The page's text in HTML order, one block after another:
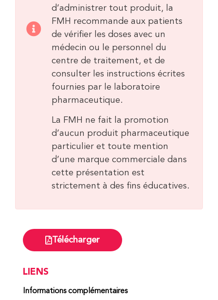
Télécharger
LIENS
Informations complémentaires
d’administrer tout produit, la
FMH recommande aux patients
de vérifier les doses avec un
médecin ou le personnel du
centre de traitement, et de
consulter les instructions écrites
fournies par le laboratoire
pharmaceutique.
La FMH ne fait la promotion
d’aucun produit pharmaceutique
particulier et toute mention
d’une marque commerciale dans
cette présentation est
strictement à des fins éducatives.